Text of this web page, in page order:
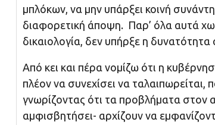
μπλόκων, να μην υπάρξει κοινή
διαφορετική άποψη. Παρ’ όλα αυτά
δικαιολογία, δεν υπήρξε η
Από κει και πέρα νομίζω ότι η
πλέον να συνεχίσει να
γνωρίζοντας ότι τα προβλήματα στον
αμφισβητήσει- αρχίζουν να